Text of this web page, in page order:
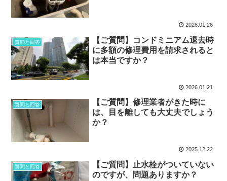
2026.01.26
質問と回答
【ご質問】コンドミニアム退去時
に多額の修理費用を請求されると
は本当ですか？
2026.01.21
質問と回答
【ご質問】修理業者がきた時に
は、目を離しても大丈夫でしょう
か？
2025.12.22
質問と回答
【ご質問】止水栓がついていない
のですが、問題ありますか？